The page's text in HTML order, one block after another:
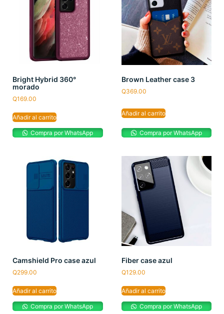
Bright Hybrid 360°
morado
Q169.00
Añadir al carrito
Compra por WhatsApp
Brown Leather case 3
Q369.00
Añadir al carrito
Compra por WhatsApp
Camshield Pro case azul
Q299.00
Añadir al carrito
Compra por WhatsApp
Fiber case azul
Q129.00
Añadir al carrito
Compra por WhatsApp